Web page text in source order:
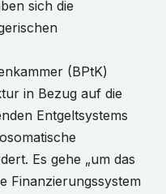
sich die
(BPtK)
in Bezug auf die
Entgeltsystems
Es gehe „um das
Finanzierungssystem